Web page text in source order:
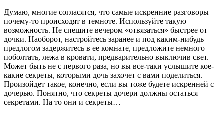
Думаю, многие согласятся, что самые искренние разговоры
почему-то происходят в темноте. Используйте такую
возможность. Не спешите вечером «отвязаться» быстрее от
дочки. Наоборот, настройтесь заранее и под каким-нибудь
предлогом задержитесь в ее комнате, предложите немного
поболтать, лежа в кровати, предварительно выключив свет.
Может быть не с первого раза, но вы все-таки услышите кое-
какие секреты, которыми дочь захочет с вами поделиться.
Произойдет такое, конечно, если вы тоже будете искренней с
дочерью. Понятно, что секреты дочери должны остаться
секретами. На то они и секреты…